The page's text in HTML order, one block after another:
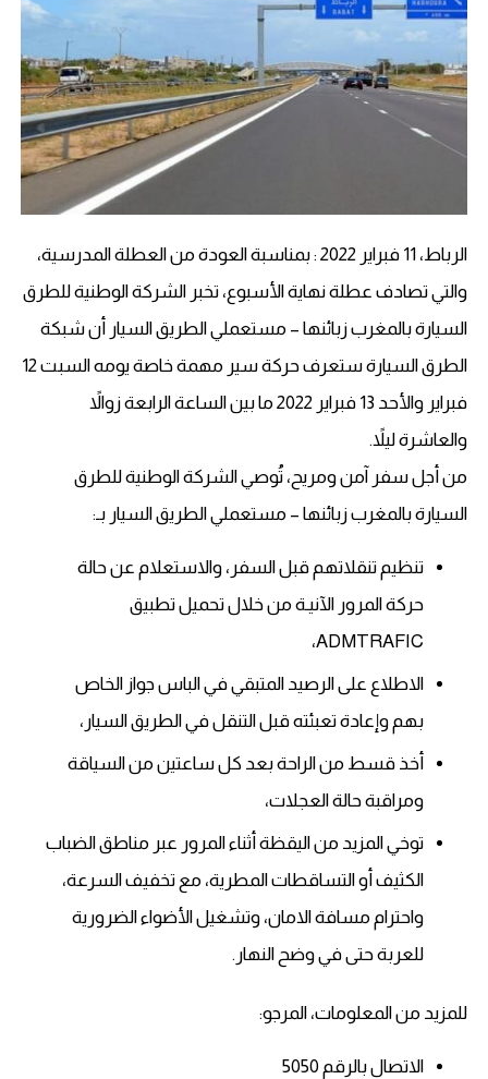
الرباط، 11 فبراير 2022 : بمناسبة العودة من العطلة المدرسية،
والتي تصادف عطلة نهاية الأسبوع، تخبر الشركة الوطنية للطرق
السيارة بالمغرب زبائنها – مستعملي الطريق السيار أن شبكة
الطرق السيارة ستعرف حركة سير مهمة خاصة يومه السبت 12
فبراير والأحد 13 فبراير 2022 ما بين الساعة الرابعة زوالاً
والعاشرة ليلاً.
من أجل سفر آمن ومريح، تُوصي الشركة الوطنية للطرق
السيارة بالمغرب زبائنها – مستعملي الطريق السيار بـ:
تنظيم تنقلاتهم قبل السفر، والاستعلام عن حالة
حركة المرور الآنيـة من خلال تحميل تطبيق
ADMTRAFIC،
الاطلاع على الرصيد المتبقي في الباس جواز الخاص
بهم وإعادة تعبئته قبل التنقل في الطريق السيار،
أخذ قسط من الراحة بعد كل ساعتين من السياقة
ومراقبة حالة العجلات،
توخي المزيد من اليقظة أثناء المرور عبر مناطق الضباب
الكثيف أو التساقطات المطرية، مع تخفيف السرعة،
واحترام مسافة الامان، وتشغيل الأضواء الضرورية
للعربة حتى في وضح النهار.
للمزيد من المعلومات، المرجو:
الاتصال بالرقم 5050